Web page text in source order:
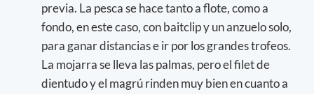
previa. La pesca se hace tanto a flote, como a
fondo, en este caso, con baitclip y un anzuelo solo,
para ganar distancias e ir por los grandes trofeos.
La mojarra se lleva las palmas, pero el filet de
dientudo y el magrú rinden muy bien en cuanto a